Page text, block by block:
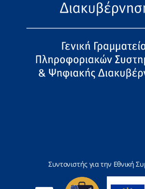
Συντονιστής για την Εθνική